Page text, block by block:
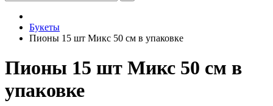
Букеты
Пионы 15 шт Микс 50 см в упаковке
Пионы 15 шт Микс 50 см в
упаковке